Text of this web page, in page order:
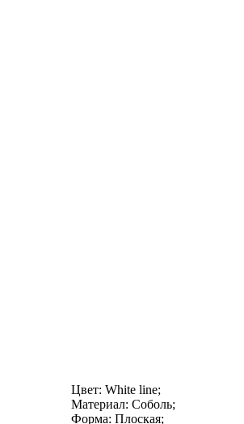
Цвет: White line;
Материал: Соболь;
Форма: Плоская;